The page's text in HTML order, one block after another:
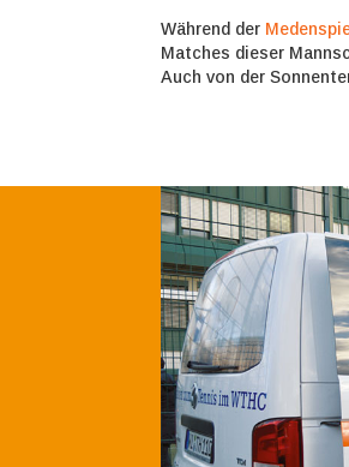
Während der
Matches dieser
Auch von der